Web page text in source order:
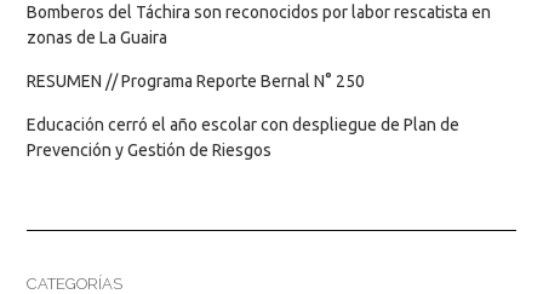
Bomberos del Táchira son reconocidos por labor rescatista en
zonas de La Guaira
RESUMEN // Programa Reporte Bernal N° 250
Educación cerró el año escolar con despliegue de Plan de
Prevención y Gestión de Riesgos
CATEGORÍAS